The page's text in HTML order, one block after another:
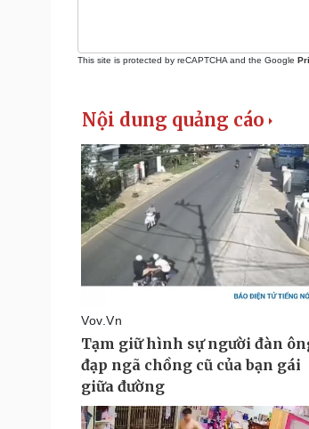
This site is protected by reCAPTCHA and the Google